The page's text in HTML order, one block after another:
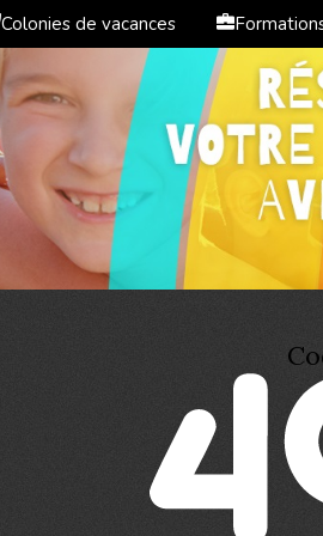
Colonies de vacances